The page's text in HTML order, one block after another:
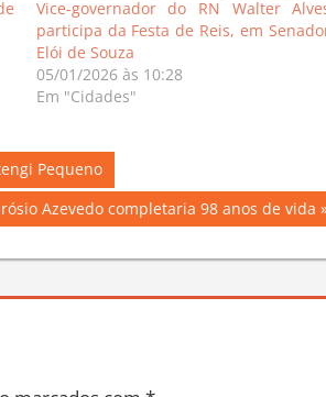
Vice-governador do RN Walter
participa da Festa de Reis, em
Elói de Souza
05/01/2026 às 10:28
Pequeno
Azevedo completaria 98 anos de vida